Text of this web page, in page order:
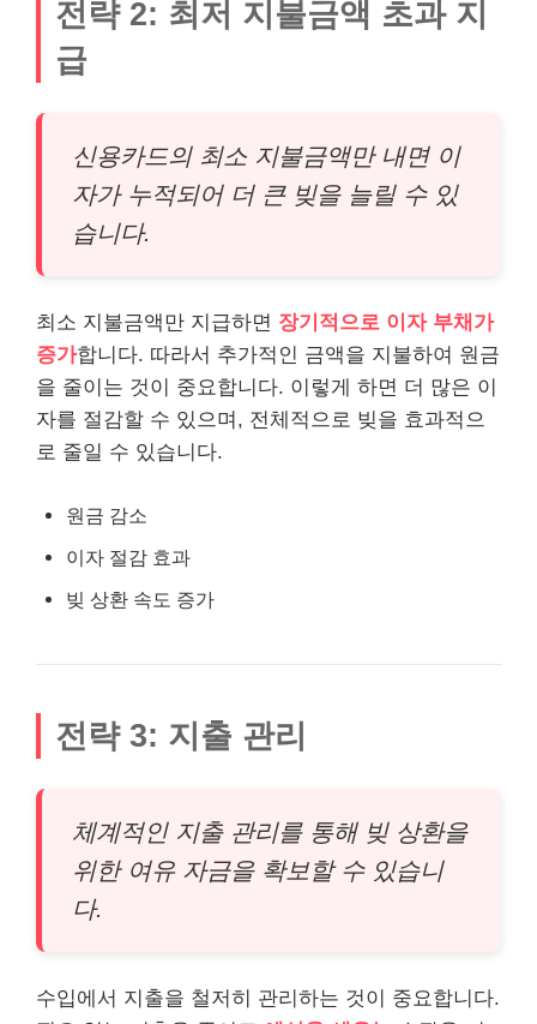
전략 2: 최저 지불금액 초과 지
급
신용카드의 최소 지불금액만 내면 이
자가 누적되어 더 큰 빚을 늘릴 수 있
습니다.
최소 지불금액만 지급하면 장기적으로 이자 부채가
증가합니다. 따라서 추가적인 금액을 지불하여 원금
을 줄이는 것이 중요합니다. 이렇게 하면 더 많은 이
자를 절감할 수 있으며, 전체적으로 빚을 효과적으
로 줄일 수 있습니다.
원금 감소
이자 절감 효과
빚 상환 속도 증가
전략 3: 지출 관리
체계적인 지출 관리를 통해 빚 상환을
위한 여유 자금을 확보할 수 있습니
다.
수입에서 지출을 철저히 관리하는 것이 중요합니다.